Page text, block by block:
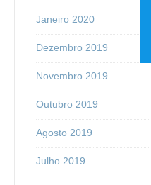
Janeiro 2020
Dezembro 2019
Novembro 2019
Outubro 2019
Agosto 2019
Julho 2019